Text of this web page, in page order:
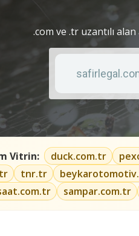
.com ve .tr uzantılı
Anahtar kelime
Liste türü
Vitrin: duck.com.tr
tnr.tr
sampar.com.tr